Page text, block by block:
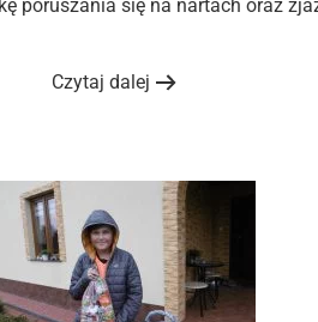
poruszania się na nartach oraz
Czytaj dalej